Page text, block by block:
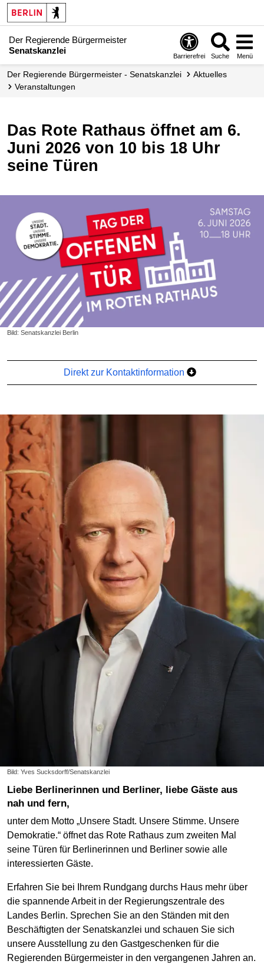
Der Regierende Bürgermeister
Senatskanzlei
Barrierefrei Suche Menü
Der Regierende Bürgermeister - Senatskanzlei
Aktuelles
Veranstaltungen
Das Rote Rathaus öffnet am 6.
Juni 2026 von 10 bis 18 Uhr
seine Türen
Bild: Senatskanzlei Berlin
Direkt zur Kontaktinformation
Bild: Yves Sucksdorff/Senatskanzlei
Liebe Berlinerinnen und Berliner, liebe Gäste aus
nah und fern,
unter dem Motto „Unsere Stadt. Unsere Stimme. Unsere
Demokratie.“ öffnet das Rote Rathaus zum zweiten Mal
seine Türen für Berlinerinnen und Berliner sowie alle
interessierten Gäste.
Erfahren Sie bei Ihrem Rundgang durchs Haus mehr über
die spannende Arbeit in der Regierungszentrale des
Landes Berlin. Sprechen Sie an den Ständen mit den
Beschäftigten der Senatskanzlei und schauen Sie sich
unsere Ausstellung zu den Gastgeschenken für die
Regierenden Bürgermeister in den vergangenen Jahren an.